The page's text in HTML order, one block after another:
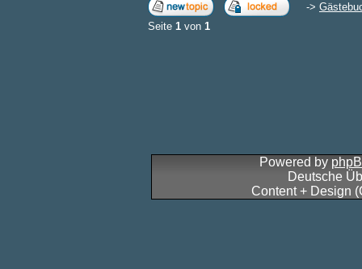
->
Seite 1 von 1
Powered by
Deutsche
Content + Design